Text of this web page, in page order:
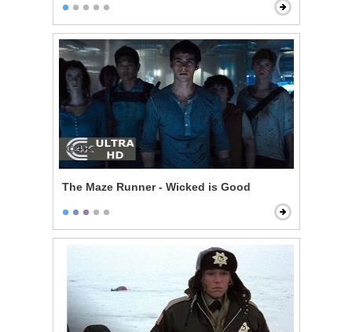
The Maze Runner - Wicked is Good